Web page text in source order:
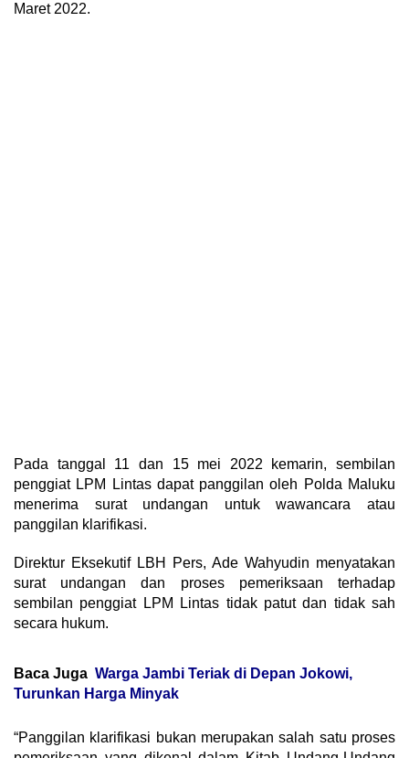
Maret 2022.
Pada tanggal 11 dan 15 mei 2022 kemarin, sembilan
penggiat LPM Lintas dapat panggilan oleh Polda Maluku
menerima surat undangan untuk wawancara atau
panggilan klarifikasi.
Direktur Eksekutif LBH Pers, Ade Wahyudin menyatakan
surat undangan dan proses pemeriksaan terhadap
sembilan penggiat LPM Lintas tidak patut dan tidak sah
secara hukum.
Baca Juga Warga Jambi Teriak di Depan Jokowi,
Turunkan Harga Minyak
“Panggilan klarifikasi bukan merupakan salah satu proses